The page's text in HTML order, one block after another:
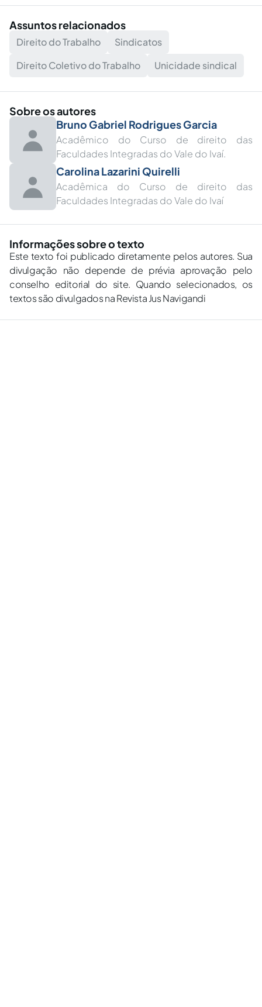
Assuntos relacionados
Direito do Trabalho
Sindicatos
Direito Coletivo do Trabalho
Unicidade sindical
Sobre os autores
Bruno Gabriel Rodrigues Garcia
Acadêmico do Curso de direito das
Faculdades Integradas do Vale do Ivaí.
Carolina Lazarini Quirelli
Acadêmica do Curso de direito das
Faculdades Integradas do Vale do Ivaí
Informações sobre o texto
Este texto foi publicado diretamente pelos autores. Sua
divulgação não depende de prévia aprovação pelo
conselho editorial do site. Quando selecionados, os
textos são divulgados na Revista Jus Navigandi